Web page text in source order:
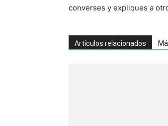
converses y expliques a
Artículos relacionados